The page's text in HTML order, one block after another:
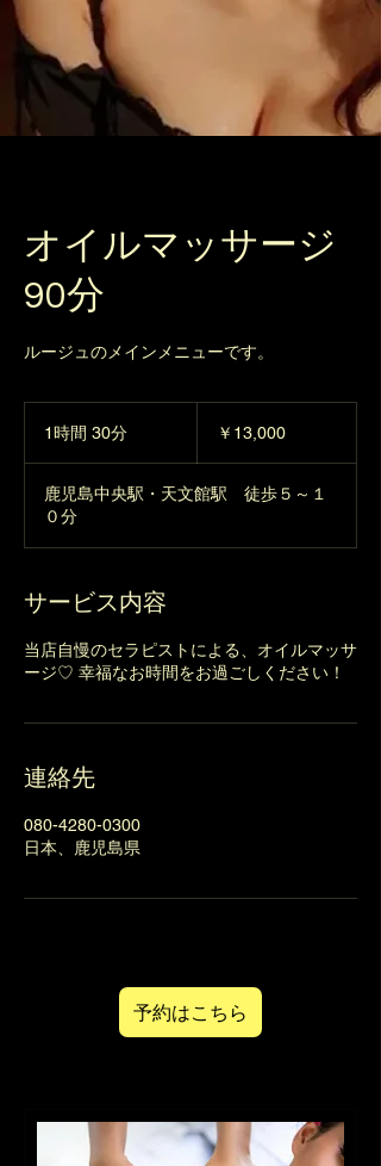
オイルマッサージ
90分
ルージュのメインメニューです。
1時間 30分
0
￥13,000
鹿児島中央駅・天文館駅 徒歩５～１
０分
サービス内容
当店自慢のセラピストによる、オイルマッサ
ージ♡ 幸福なお時間をお過ごしください！
連絡先
080-4280-0300
日本、鹿児島県
予約はこちら